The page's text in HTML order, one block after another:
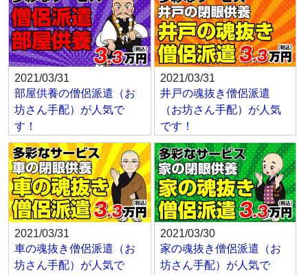
2021/03/31
部屋供養の僧侶派遣（お
坊さん手配）が人気で
す！
2021/03/31
井戸の魂抜き僧侶派遣
（お坊さん手配）が人気
です！
2021/03/31
車の魂抜き僧侶派遣（お
坊さん手配）が人気で
2021/03/30
家の魂抜き僧侶派遣（お
坊さん手配）が人気で